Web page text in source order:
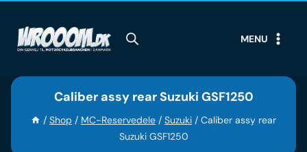
content
MENU
Caliber assy rear Suzuki GSF1250
/ Shop / MC-Reservedele / Suzuki / Caliber assy rear
Suzuki GSF1250